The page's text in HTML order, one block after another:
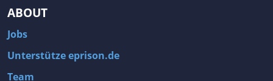
ABOUT
Jobs
Unterstütze eprison.de
Team